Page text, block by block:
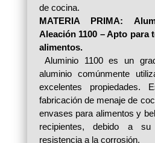
de cocina.
MATERIA PRIMA:
Aleación 1100 – Apto para
alimentos.
Aluminio 1100 es un
aluminio comúnmente
excelentes propiedades.
fabricación de menaje de
envases para alimentos y
recipientes, debido a
resistencia a la corrosión.